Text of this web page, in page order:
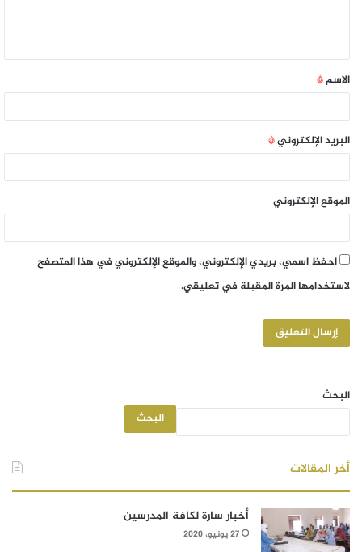
الاسم*
البريد الإلكتروني*
الموقع الإلكتروني
احفظ اسمي، بريدي الإلكتروني، والموقع الإلكتروني في هذا المتصفح
لاستخدامها المرة المقبلة في تعليقي.
البحث
البحث
أخر المقالات
أخبار سارة لكافة المدرسين
27 يونيو، 2020